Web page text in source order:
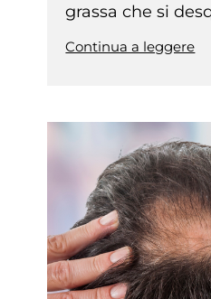
grassa che si
Continua a leggere